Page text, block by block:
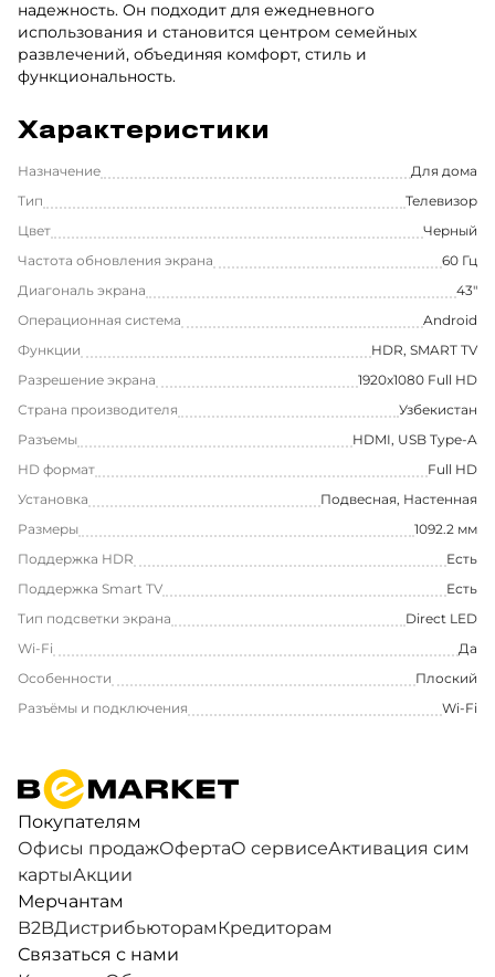
надежность. Он подходит для ежедневного
использования и становится центром семейных
развлечений, объединяя комфорт, стиль и
функциональность.
Характеристики
Назначение
Для дома
Тип
Телевизор
Цвет
Черный
Частота обновления экрана
60 Гц
Диагональ экрана
43"
Операционная система
Android
Функции
HDR, SMART TV
Разрешение экрана
1920x1080 Full HD
Страна производителя
Узбекистан
Разъемы
HDMI, USB Type-A
HD формат
Full HD
Установка
Подвесная, Настенная
Размеры
1092.2 мм
Поддержка HDR
Есть
Поддержка Smart TV
Есть
Тип подсветки экрана
Direct LED
Wi-Fi
Да
Особенности
Плоский
Разъёмы и подключения
Wi-Fi
Покупателям
Офисы продажОфертаО сервисеАктивация сим
картыАкции
Мерчантам
B2BДистрибьюторамКредиторам
Связаться с нами